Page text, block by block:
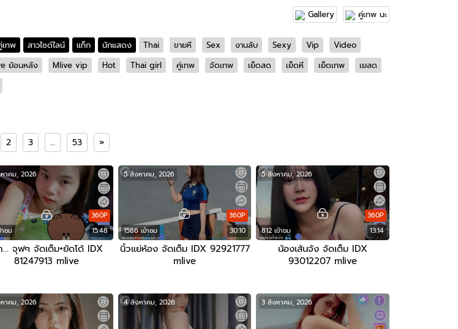
Gallery คู่เทพ นะ
เทพ สาวไซด์ไลน์ แท็ก นักแสดง Thai ขายหี Sex งานลับ Sexy Vip
Video
ย้อนหลัง Mlive vip Hot Thai girl คู่เทพ จัดเทพ เย็ดสด เย็ดหี เย็ดเทพ
เยสด
2 3 … 53 »
ชม 15:48
360P
าคม, 2026
จุฟๆ จัดเต็ม+ยัดโด้ IDX
81247913 mlive
1586 เข้าชม 30:10
360P
5 สิงหาคม, 2026
นิ้วแย่ห้อง จัดเต็ม IDX 92921777
mlive
812 เข้าชม 13:14
360P
5 สิงหาคม, 2026
น้องเส้นจัง จัดเต็ม IDX
93012207 mlive
าคม, 2026 4 สิงหาคม, 2026 3 สิงหาคม, 2026